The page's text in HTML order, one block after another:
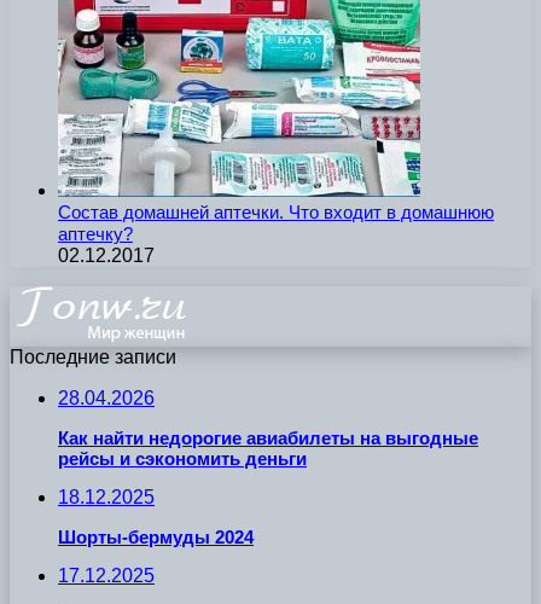
Состав домашней аптечки. Что входит в домашнюю
аптечку?
02.12.2017
Последние записи
28.04.2026
Как найти недорогие авиабилеты на выгодные
рейсы и сэкономить деньги
18.12.2025
Шорты-бермуды 2024
17.12.2025